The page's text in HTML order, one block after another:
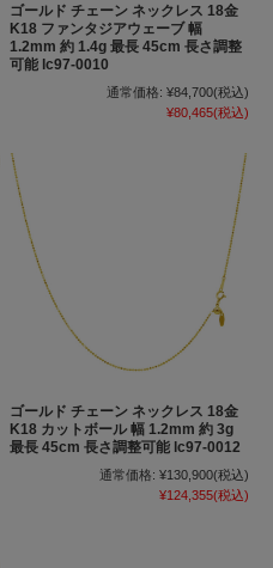
ゴールド チェーン ネックレス 18金
K18 ファンタジアウェーブ 幅
1.2mm 約 1.4g 最長 45cm 長さ調整
可能 lc97-0010
通常価格: ¥84,700(税込)
¥80,465(税込)
ゴールド チェーン ネックレス 18金
K18 カットボール 幅 1.2mm 約 3g
最長 45cm 長さ調整可能 lc97-0012
通常価格: ¥130,900(税込)
¥124,355(税込)